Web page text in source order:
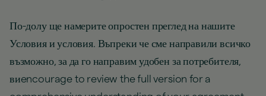
По-долу ще намерите опростен преглед на нашите
Условия и условия. Въпреки че сме направили всичко
възможно, за да го направим удобен за потребителя,
виencourage to review the full version for a